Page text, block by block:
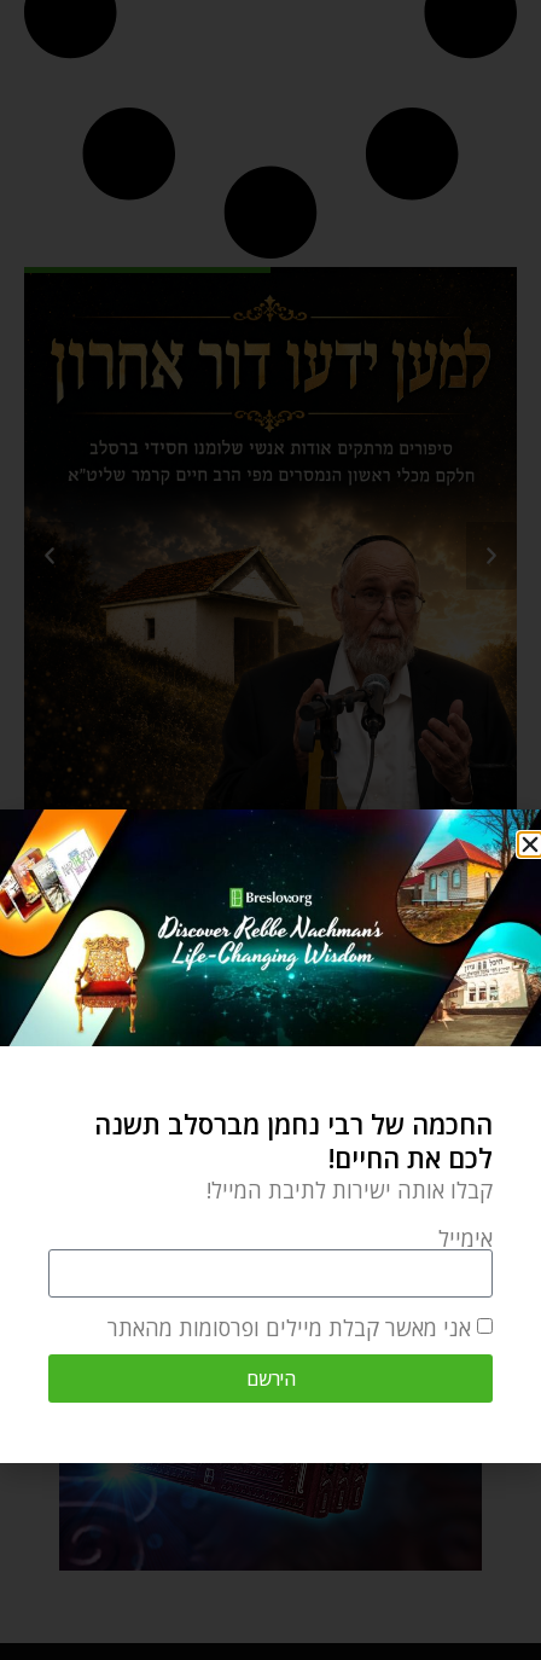
החכמה של רבי נחמן מברסלב תשנה
לכם את החיים!
קבלו אותה ישירות לתיבת המייל!
אימייל
אני מאשר קבלת מיילים ופרסומות מהאתר
הירשם